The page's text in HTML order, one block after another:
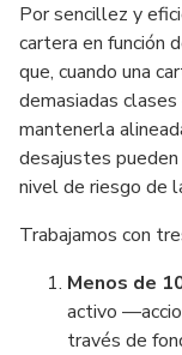
Por sencillez y
cartera en función
que, cuando una
demasiadas
mantenerla
desajustes
nivel de riesgo de
Trabajamos con
Menos de
activo
través de